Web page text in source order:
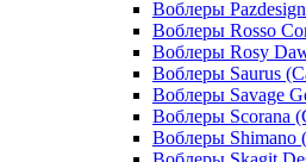
Воблеры
Воблеры Rosso
Воблеры Rosy
Воблеры Saurus
Воблеры Savage
Воблеры Scorana
Воблеры